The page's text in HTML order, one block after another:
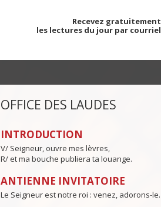
Recevez gratuitement
les lectures du jour par courriel
OFFICE DES LAUDES
INTRODUCTION
V/ Seigneur, ouvre mes lèvres,
R/ et ma bouche publiera ta louange.
ANTIENNE INVITATOIRE
Le Seigneur est notre roi : venez, adorons-le.